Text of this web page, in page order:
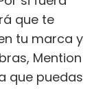
que te
tu marca y
Mention
que puedas